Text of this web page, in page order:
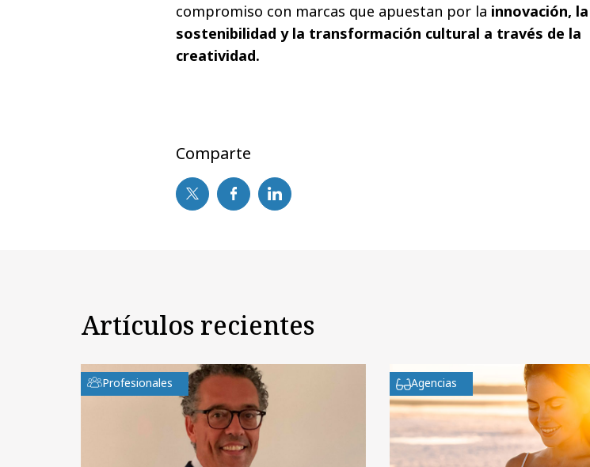
compromiso con marcas que apuestan por la innovación, la
sostenibilidad y la transformación cultural a través de la
creatividad.
Comparte
Artículos recientes
Profesionales Agencias